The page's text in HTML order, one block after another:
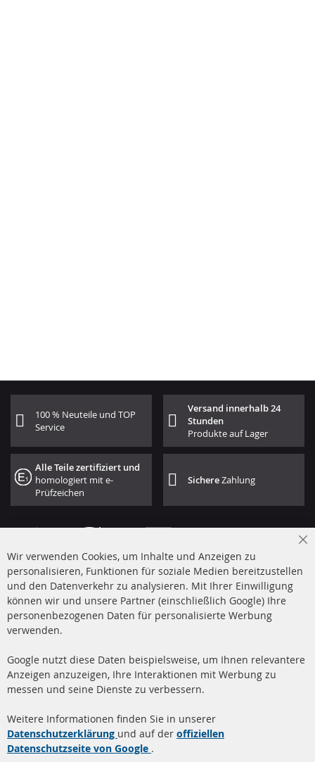
100 % Neuteile und TOP
Service
Versand innerhalb 24
Stunden
Produkte auf Lager
Alle Teile zertifiziert und
homologiert mit e-
Prüfzeichen
SichereZahlung
+49 (0) 4533 799 00 0
Mo-Do: 09-17 Uhr, Fr 09-16 Uhr
info@contra-automotive.de
facebook
instagram
Quick Links
Dieselpartikelfilter (DPF)
Dieselpartikelfilter
Kundenservice
Über uns
Wir verwenden Cookies, um Inhalte und Anzeigen zu
personalisieren, Funktionen für soziale Medien bereitzustellen
und den Datenverkehr zu analysieren. Mit Ihrer Einwilligung
können wir und unsere Partner (einschließlich Google) Ihre
personenbezogenen Daten für personalisierte Werbung
verwenden.
Google nutzt diese Daten beispielsweise, um Ihnen relevantere
Anzeigen anzuzeigen, Ihre Interaktionen mit Werbung zu
messen und seine Dienste zu verbessern.
Weitere Informationen finden Sie in unserer
Datenschutzerklärung und auf der offiziellen
Datenschutzseite von Google .